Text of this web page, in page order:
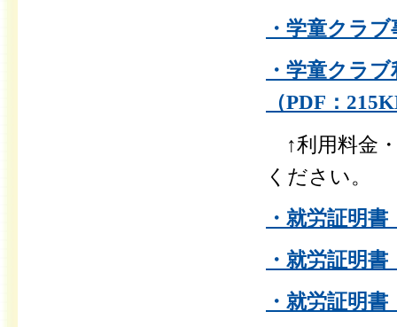
・学童クラ
・学童クラ
（PDF：
↑利用料金
ください。
・就労証明
・就労証明
・就労証明